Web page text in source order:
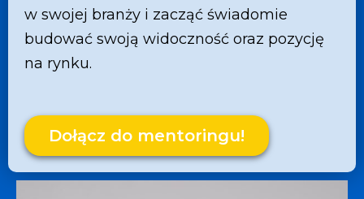
w swojej branży i zacząć świadomie
budować swoją widoczność oraz pozycję
na rynku.
Dołącz do mentoringu!